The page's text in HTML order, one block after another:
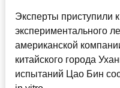
Эксперты приступили
экспериментального
американской
китайского города
испытаний Цао Бин